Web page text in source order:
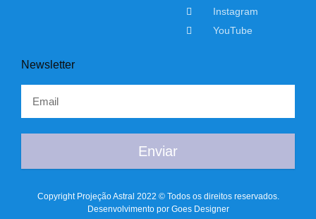
Instagram
YouTube
Newsletter
Enviar
Copyright Projeção Astral 2022 © Todos os direitos reservados.
Desenvolvimento por Goes Designer